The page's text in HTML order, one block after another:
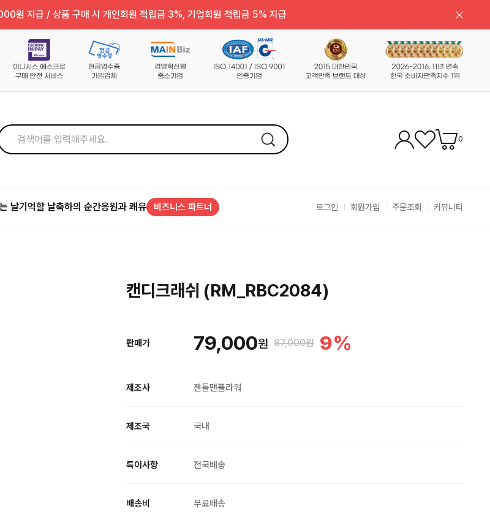
원 지급 / 상품 구매 시 개인회원 적립금 3%, 기업회원 적립금 5% 지급
0
날기억할 날축하의 순간응원과 쾌유 비즈니스 파트너 로그인 회원가입 주문조회 커뮤니티
캔디크래쉬 (RM_RBC2084)
판매가 79,000원 87,000원 9%
제조사 젠틀맨플라워
제조국 국내
특이사항 전국배송
배송비 무료배송